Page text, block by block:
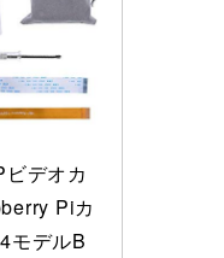
デオカ
Piカ
モデルB